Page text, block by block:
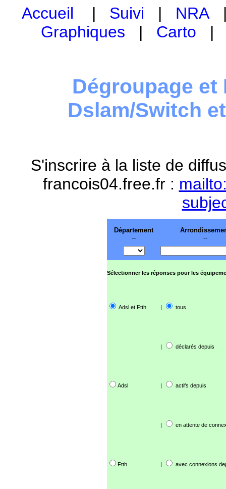
Accueil | Suivi | NRA
Graphiques | Carto
Dégroupage et
Dslam/Switch
S'inscrire à la liste de
francois04.free.fr :
Département
--
--
Sélectionner les réponses pour les
Adsl et Ftth | tous
| déclarés depuis
Adsl | actifs depuis
| en attente de
Ftth | avec connexions